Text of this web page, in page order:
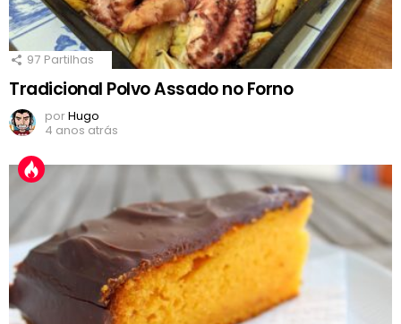
97 Partilhas
Tradicional Polvo Assado no Forno
porHugo
4 anos atrás